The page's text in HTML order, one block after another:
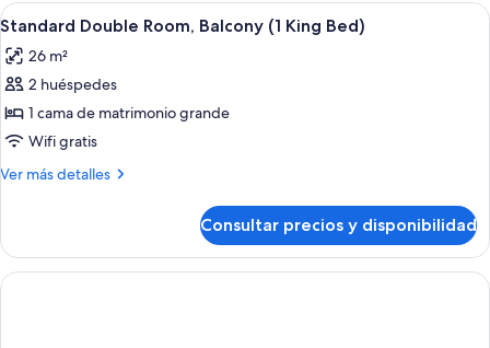
Abrir
todas
las
fotos
de
Standard
Double
(1
King
Bed)
Ropa de cama de alta calidad,
3
Standard Double Room, Balcony (1 King Bed)
26 m²
2 huéspedes
1 cama de matrimonio grande
Wifi gratis
Ver más detalles
Más
Double
Room,
Balcony
Consultar precios y disponibilidad